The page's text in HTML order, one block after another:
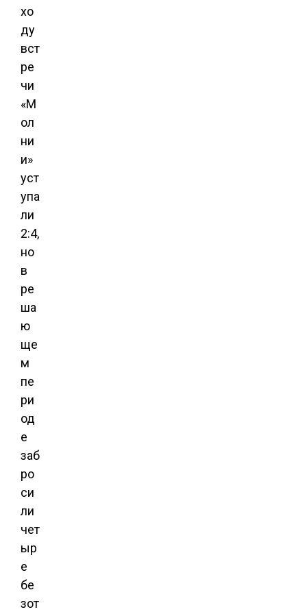
хо
ду
вст
ре
чи
«М
ол
ни
и»
уст
упа
ли
2:4,
но
в
ре
ша
ю
ще
м
пе
ри
од
е
заб
ро
си
ли
чет
ыр
е
бе
зот